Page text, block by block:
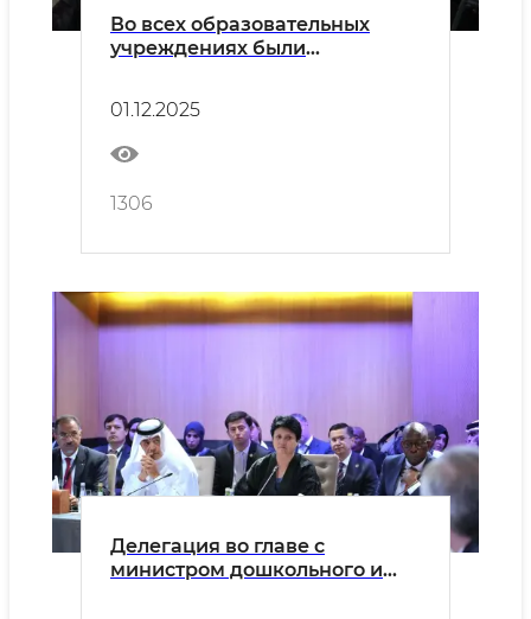
Во всех образовательных
учреждениях были
01.12.2025
1306
Делегация во главе с
министром дошкольного и